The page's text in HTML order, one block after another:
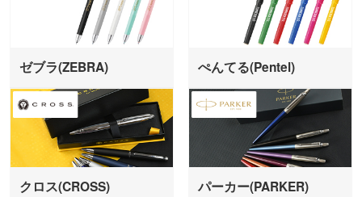
ゼブラ(ZEBRA) ぺんてる(Pentel)
クロス(CROSS) パーカー(PARKER)